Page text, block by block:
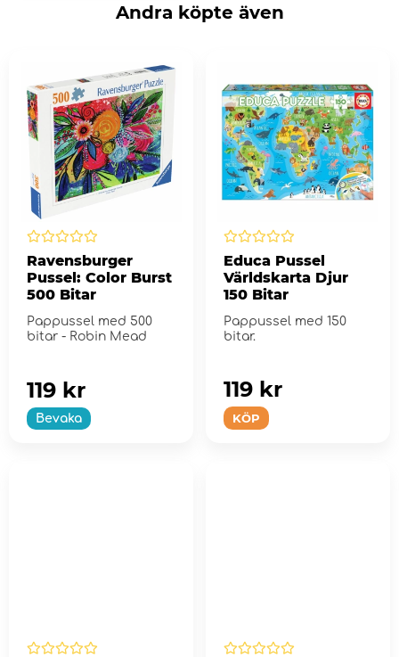
Andra köpte även
Ravensburger
Pussel: Color Burst
500 Bitar
Pappussel med 500
bitar - Robin Mead
Bevaka
119 kr
Educa Pussel
Världskarta Djur
150 Bitar
Pappussel med 150
bitar.
KÖP
119 kr